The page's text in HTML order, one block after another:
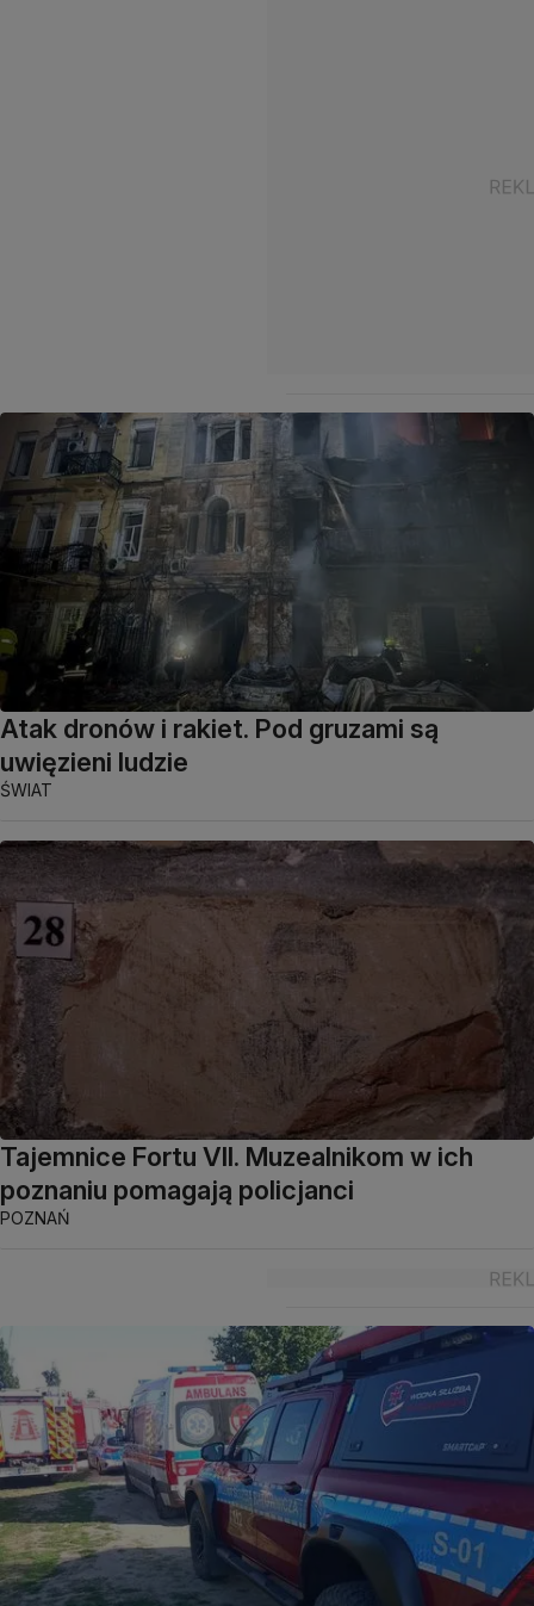
Atak dronów i rakiet. Pod gruzami są
uwięzieni ludzie
ŚWIAT
Tajemnice Fortu VII. Muzealnikom w ich
poznaniu pomagają policjanci
POZNAŃ